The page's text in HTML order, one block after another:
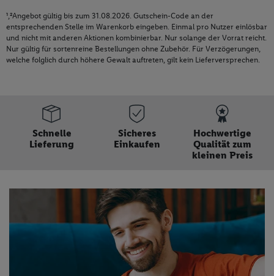
¹,²Angebot gültig bis zum 31.08.2026. Gutschein-Code an der
entsprechenden Stelle im Warenkorb eingeben. Einmal pro Nutzer einlösbar
und nicht mit anderen Aktionen kombinierbar. Nur solange der Vorrat reicht.
Nur gültig für sortenreine Bestellungen ohne Zubehör. Für Verzögerungen,
welche folglich durch höhere Gewalt auftreten, gilt kein Lieferversprechen.
Schnelle
Lieferung
Sicheres
Einkaufen
Hochwertige
Qualität zum
kleinen Preis